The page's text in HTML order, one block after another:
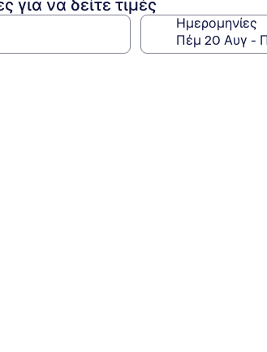
για να δείτε τιμές
Ημερομηνίες